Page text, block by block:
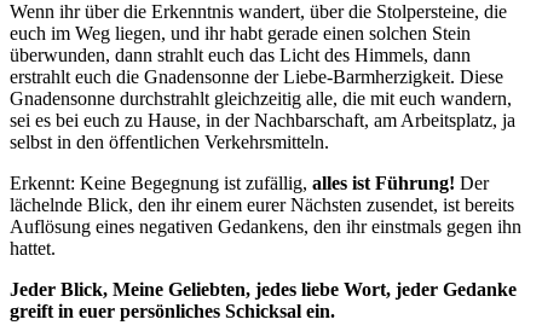
Wenn ihr über die Erkenntnis wandert, über die Stolpersteine, die
euch im Weg liegen, und ihr habt gerade einen solchen Stein
überwunden, dann strahlt euch das Licht des Himmels, dann
erstrahlt euch die Gnadensonne der Liebe-Barmherzigkeit. Diese
Gnadensonne durchstrahlt gleichzeitig alle, die mit euch wandern,
sei es bei euch zu Hause, in der Nachbarschaft, am Arbeitsplatz, ja
selbst in den öffentlichen Verkehrsmitteln.
Erkennt: Keine Begegnung ist zufällig, alles ist Führung! Der
lächelnde Blick, den ihr einem eurer Nächsten zusendet, ist bereits
Auflösung eines negativen Gedankens, den ihr einstmals gegen ihn
hattet.
Jeder Blick, Meine Geliebten, jedes liebe Wort, jeder Gedanke
greift in euer persönliches Schicksal ein.